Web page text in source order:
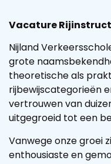
Vacature
Nijland
grote
theoretische als
rijbewijscategorieën
vertrouwen van
uitgegroeid tot een
Vanwege onze groei
enthousiaste en